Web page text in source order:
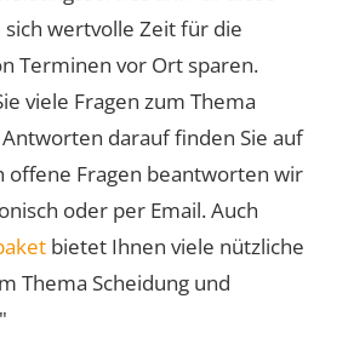
sich wertvolle Zeit für die
Terminen vor Ort sparen.
viele Fragen zum Thema
darauf finden Sie auf
offene Fragen beantworten wir
oder per Email. Auch
bietet Ihnen viele nützliche
Thema Scheidung und